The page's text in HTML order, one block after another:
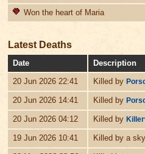
Won the heart of Maria
Latest Deaths
Date
Description
20 Jun 2026 22:41
Killed by
20 Jun 2026 14:41 Killed by
20 Jun 2026 04:12 Killed by
19 Jun 2026 10:41 Killed by a